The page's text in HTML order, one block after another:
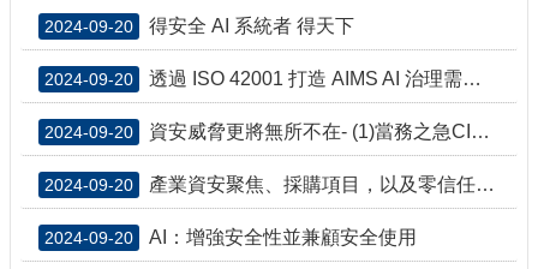
2024-09-20 得安全 AI 系統者 得天下
2024-09-20 透過 ISO 42001 打造 AIMS AI 治理需要穩扎穩打
2024-09-20 資安威脅更將無所不在- (1)當務之急CISO必須做好準備─網路復原力 (2)深偽即將與你糾纏不清 (3)零信任與精準AI可加強釣魚郵件防禦
2024-09-20 產業資安聚焦、採購項目，以及零信任導入趨勢
2024-09-20 AI：增強安全性並兼顧安全使用